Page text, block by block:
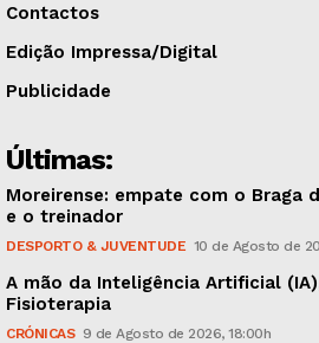
Contactos
Edição Impressa/Digital
Publicidade
Últimas:
Moreirense: empate com o Braga
e o treinador
DESPORTO & JUVENTUDE 10 de Agosto de
A mão da Inteligência Artificial
Fisioterapia
CRÓNICAS 9 de Agosto de 2026, 18:00h